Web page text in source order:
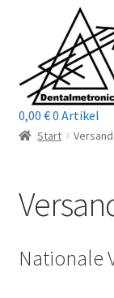
Navigation
springen
springen
Home
Mein Konto /
Kontakt
0,00 €0 Artikel
Start
Nationale